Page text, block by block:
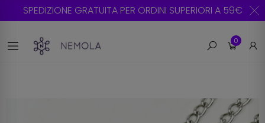
SPEDIZIONE GRATUITA PER ORDINI SUPERIORI A 59€
0